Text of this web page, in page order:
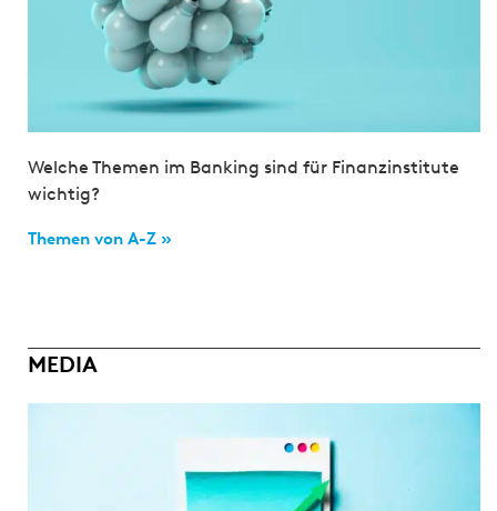
Welche Themen im Banking sind für Finanzinstitute
wichtig?
Themen von A-Z »
MEDIA